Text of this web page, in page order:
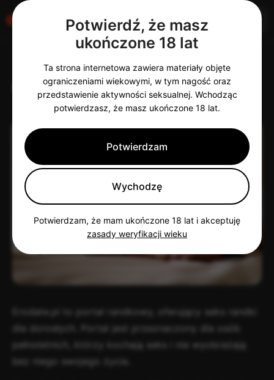
O stronie Erodate
Erodate.pl to portal randkowy, oferujący seks randki
dla dorosłych. Portal jest przeznaczony dla osób
pełnoletnich, którzy kochają seks i nie wyobrażają
bez niego swojego życia.
Potwierdź, że masz
ukończone 18 lat
Ta strona internetowa zawiera materiały objęte
ograniczeniami wiekowymi, w tym nagość oraz
przedstawienie aktywności seksualnej. Wchodząc
potwierdzasz, że masz ukończone 18 lat.
Potwierdzam
Wychodzę
Potwierdzam, że mam ukończone 18 lat i akceptuję
zasady weryfikacji wieku